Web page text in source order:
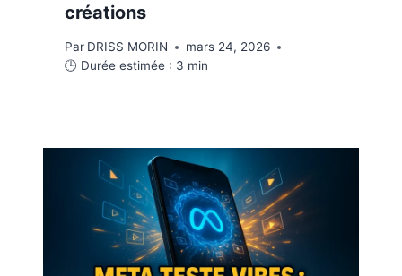
créations
Par DRISS MORIN
mars 24, 2026
🕒 Durée estimée : 3 min